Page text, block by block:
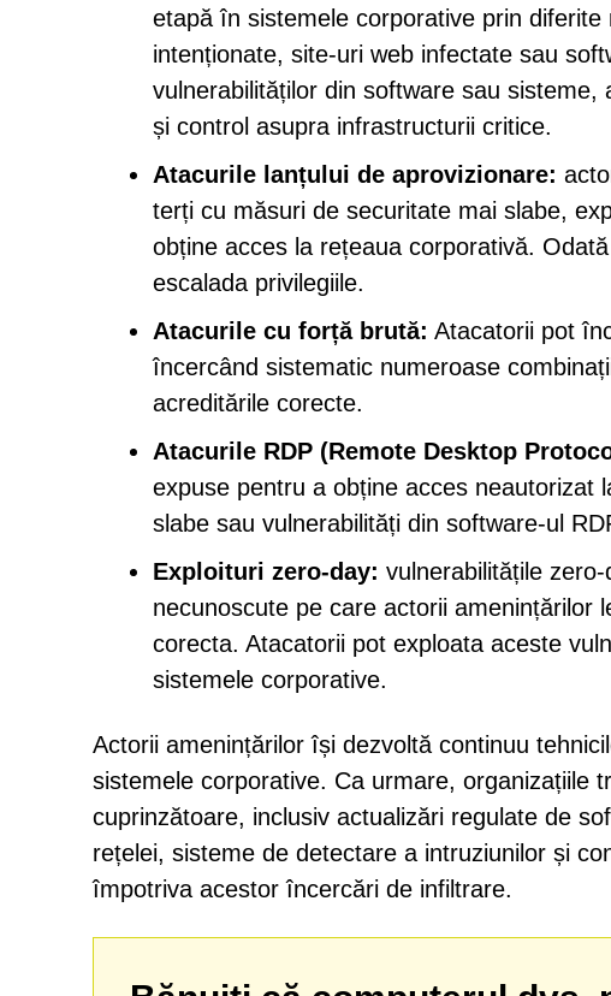
etapă în sistemele corporative prin
intenționate, site-uri web infectate sau
vulnerabilităților din software sau
și control asupra infrastructurii critice.
Atacurile lanțului de aprovizionare:
terți cu măsuri de securitate mai slabe,
obține acces la rețeaua corporativă.
escalada privilegiile.
Atacurile cu forță brută: Atacatorii pot
încercând sistematic numeroase
acreditările corecte.
Atacurile RDP (Remote Desktop
expuse pentru a obține acces neautorizat
slabe sau vulnerabilități din software-ul
Exploituri zero-day: vulnerabilitățile
necunoscute pe care actorii amenințărilor
corecta. Atacatorii pot exploata aceste
sistemele corporative.
Actorii amenințărilor își dezvoltă continuu
sistemele corporative. Ca urmare, organizațiile
cuprinzătoare, inclusiv actualizări regulate de
rețelei, sisteme de detectare a intruziunilor și
împotriva acestor încercări de infiltrare.